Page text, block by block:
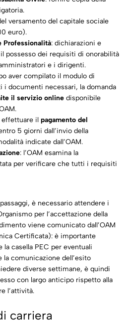
versamento del capitale sociale
euro).
Professionalità: dichiarazioni e
possesso dei requisiti di onorabilità
e i dirigenti.
aver compilato il modulo di
documenti necessari, la domanda
il servizio onlinedisponibile
effettuare ilpagamento del
5 giorni dall’invio della
indicate dall’OAM.
: l’OAM esamina la
per verificare che tutti i requisiti
è necessario attendere i
per l’accettazione della
viene comunicato dall’OAM
Certificata): è importante
casella PEC per eventuali
comunicazione dell’esito
diverse settimane, è quindi
con largo anticipo rispetto alla
l’attività.
carriera